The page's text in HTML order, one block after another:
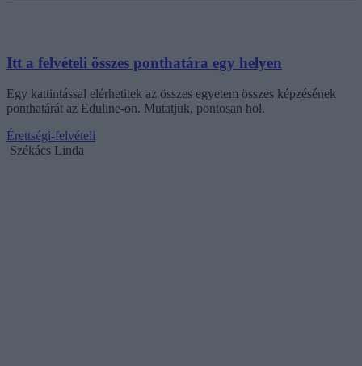
Itt a felvételi összes ponthatára egy helyen
Egy kattintással elérhetitek az összes egyetem összes képzésének
ponthatárát az Eduline-on. Mutatjuk, pontosan hol.
Érettségi-felvételi
Székács Linda